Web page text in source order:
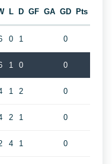
L D GF GA GD Pts
0 1 0
1 0 0
1 2 0
2 1 0
4 1 0